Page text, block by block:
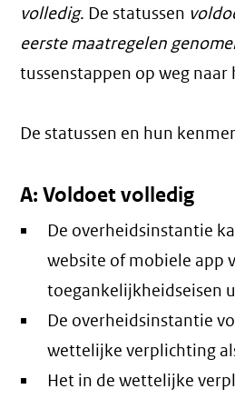
volledig. De statussen
eerste maatregelen
tussenstappen op weg
De statussen en hun
A: Voldoet volledig
De overheidsinstantie
website of mobiele app
toegankelijkheidseisen
De overheidsinstantie
wettelijke verplichting
Het in de wettelijke